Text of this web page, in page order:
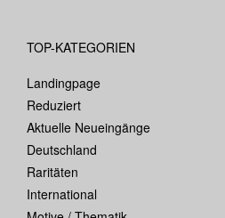
TOP-KATEGORIEN
Landingpage
Reduziert
Aktuelle Neueingänge
Deutschland
Raritäten
International